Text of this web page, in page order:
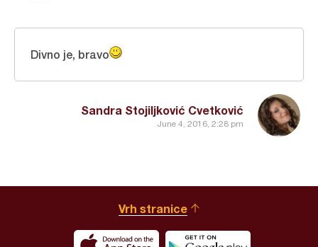
Sandra Stojiljković Cvetković
June 4, 2016, 2:28 pm
Divno je, bravo
Vrh stranice